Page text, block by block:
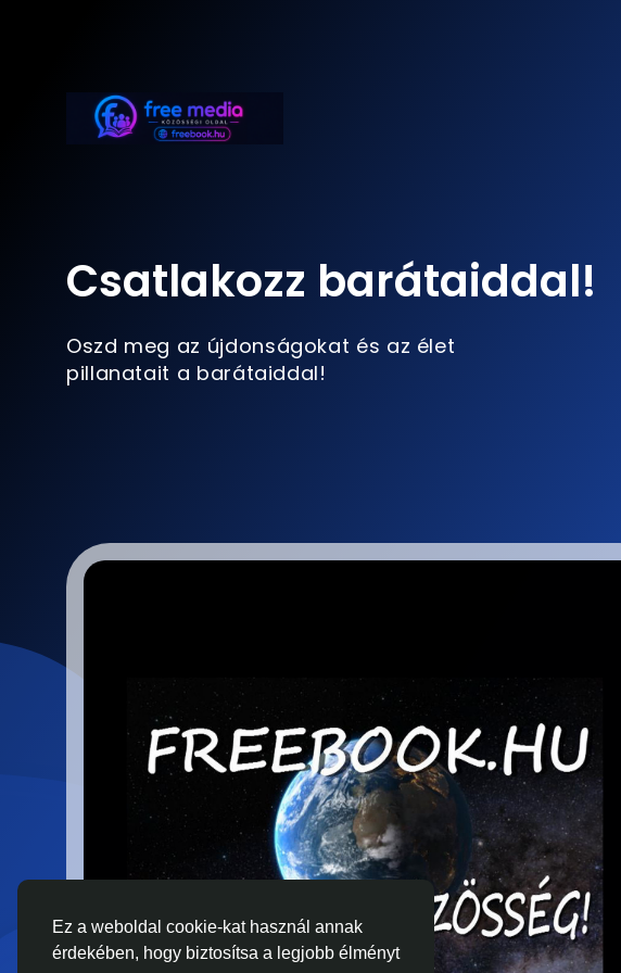
Ez a weboldal cookie-kat használ annak
érdekében, hogy biztosítsa a legjobb élményt
Csatlakozz barátaiddal!
Oszd meg az újdonságokat és az élet
pillanatait a barátaiddal!